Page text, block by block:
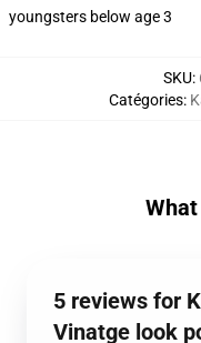
youngsters below age 3
SKU:
Catégories:
5 reviews for
Vinatge look